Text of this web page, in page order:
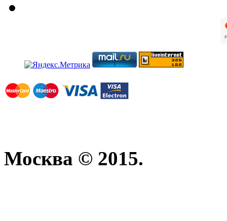
Москва © 2015.